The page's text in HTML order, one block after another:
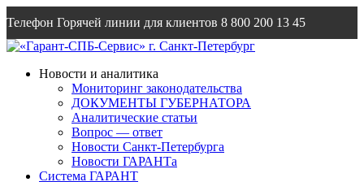
Телефон Горячей линии для клиентов 8 800 200 13 45
Emailinfo@garantsp.ru
Новости и аналитика
Мониторинг законодательства
ДОКУМЕНТЫ ГУБЕРНАТОРА
Аналитические статьи
Вопрос — ответ
Новости Санкт-Петербурга
Новости ГАРАНТа
Система ГАРАНТ